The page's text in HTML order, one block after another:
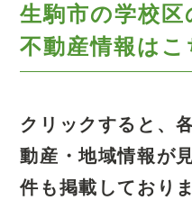
生駒市の学校区
不動産情報はこ
クリックすると、
動産・地域情報が
件も掲載しており